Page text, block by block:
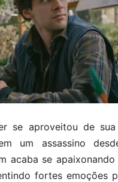
se aproveitou de
um assassino
acaba se
fortes emoções